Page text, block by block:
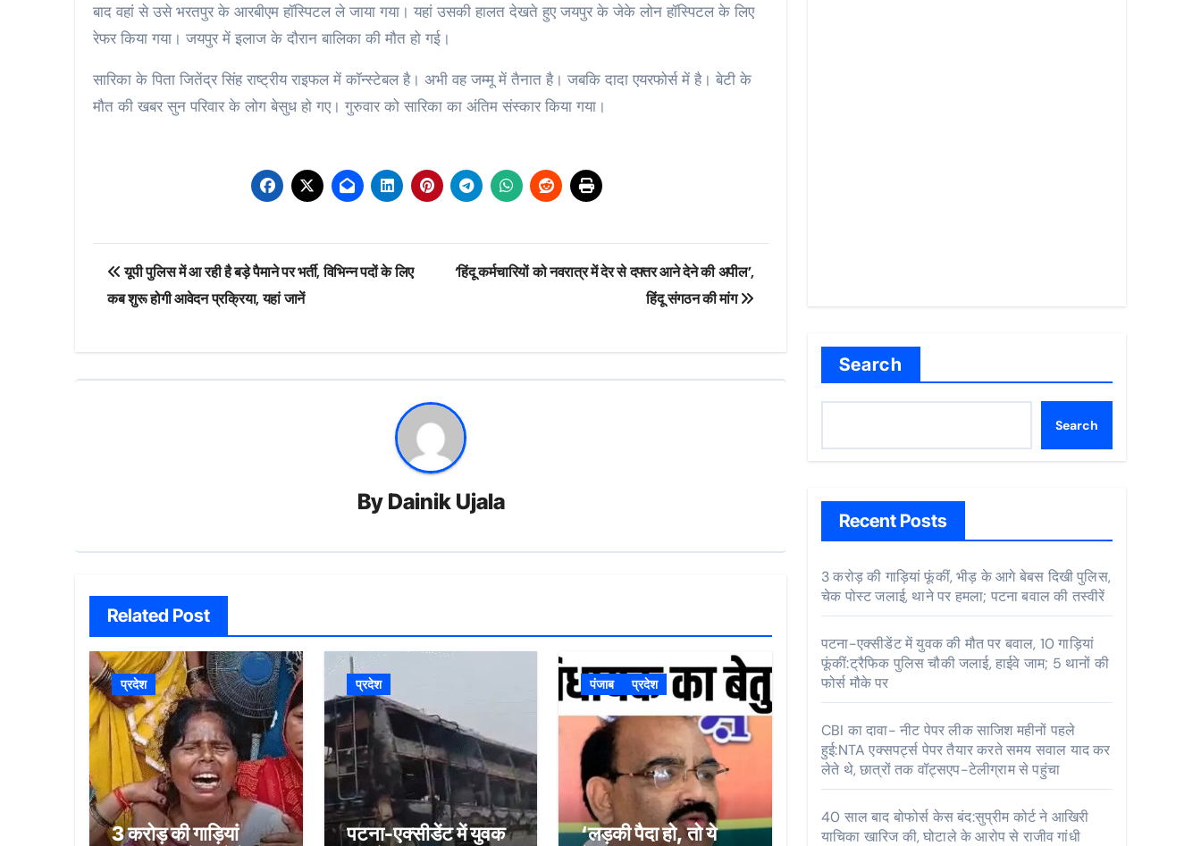
बाद वहां से उसे भरतपुर के आरबीएम हॉस्पिटल ले जाया गया। यहां उसकी हालत देखते हुए जयपुर के जेके लोन हॉस्पिटल के लिए
रेफर किया गया। जयपुर में इलाज के दौरान बालिका की मौत हो गई।
सारिका के पिता जितेंद्र सिंह राष्ट्रीय राइफल में कॉन्स्टेबल है। अभी वह जम्मू में तैनात है। जबकि दादा एयरफोर्स में है। बेटी के
मौत की खबर सुन परिवार के लोग बेसुध हो गए। गुरुवार को सारिका का अंतिम संस्कार किया गया।
Post
navigation
यूपी पुलिस में आ रही है बड़े पैमाने पर भर्ती, विभिन्न पदों के लिए
कब शुरू होगी आवेदन प्रक्रिया, यहां जानें
‘हिंदू कर्मचारियों को नवरात्र में देर से दफ्तर आने देने की अपील’,
हिंदू संगठन की मांग
By Dainik Ujala
Related Post
प्रदेश
3 करोड़ की गाड़ियां
प्रदेश
पटना-एक्सीडेंट में युवक
पंजाब प्रदेश
‘लड़की पैदा हो, तो ये
Search
Search
Recent Posts
3 करोड़ की गाड़ियां फूंकीं, भीड़ के आगे बेबस दिखी पुलिस,
चेक पोस्ट जलाई, थाने पर हमला; पटना बवाल की तस्वीरें
पटना-एक्सीडेंट में युवक की मौत पर बवाल, 10 गाड़ियां
फूंकीं:ट्रैफिक पुलिस चौकी जलाई, हाईवे जाम; 5 थानों की
फोर्स मौके पर
CBI का दावा- नीट पेपर लीक साजिश महीनों पहले
हुई:NTA एक्सपर्ट्स पेपर तैयार करते समय सवाल याद कर
लेते थे, छात्रों तक वॉट्सएप-टेलीग्राम से पहुंचा
40 साल बाद बोफोर्स केस बंद:सुप्रीम कोर्ट ने आखिरी
याचिका खारिज की, घोटाले के आरोप से राजीव गांधी